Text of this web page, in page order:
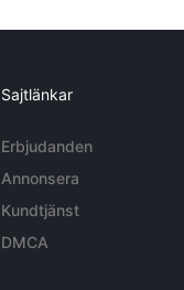
Sajtlänkar
Erbjudanden
Annonsera
Kundtjänst
DMCA